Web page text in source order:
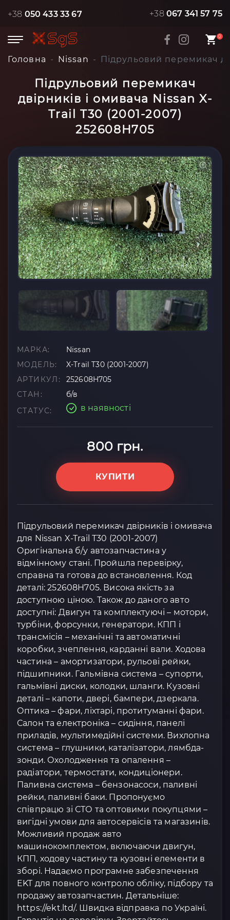
+38 050 433 33 67 +38 067 341 57 75
0
Головна Nissan Підрульовий перемикач
Підрульовий перемикач
двірників і омивача Nissan X-
Trail T30 (2001-2007)
252608H705
МАРКА:
Nissan
МОДЕЛЬ:
X-Trail T30 (2001-2007)
АРТИКУЛ:
252608H705
СТАН:
б/в
СТАТУС:
в наявності
800 грн.
КУПИТИ
Підрульовий перемикач двірників і омивача
для Nissan X-Trail T30 (2001-2007)
Оригінальна б/у автозапчастина у
відмінному стані. Пройшла перевірку,
справна та готова до встановлення. Код
деталі: 252608H705. Висока якість за
доступною ціною. Також до даного авто
доступні: Двигун та комплектуючі – мотори,
турбіни, форсунки, генератори. КПП і
трансмісія – механічні та автоматичні
коробки, зчеплення, карданні вали. Ходова
частина – амортизатори, рульові рейки,
підшипники. Гальмівна система – супорти,
гальмівні диски, колодки, шланги. Кузовні
деталі – капоти, двері, бампери, дзеркала.
Оптика – фари, ліхтарі, протитуманні фари.
Салон та електроніка – сидіння, панелі
приладів, мультимедійні системи. Вихлопна
система – глушники, каталізатори, лямбда-
зонди. Охолодження та опалення –
радіатори, термостати, кондиціонери.
Паливна система – бензонасоси, паливні
рейки, паливні баки. Пропонуємо
співпрацю зі СТО та оптовими покупцями –
вигідні умови для автосервісів та магазинів.
Можливий продаж авто
машинокомплектом, включаючи двигун,
КПП, ходову частину та кузовні елементи в
зборі. Надаємо програмне забезпечення
EKT для повного контролю обліку, підбору та
продажу автозапчастин. Детальніше:
https://ekt.ltd/. Швидка відправка по Україні.